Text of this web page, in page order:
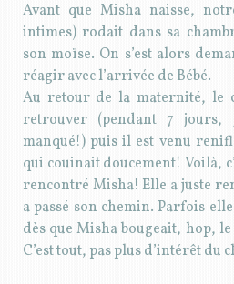
Avant que Misha naisse,
intimes) rodait dans sa
son moïse. On s’est alors
réagir avec l’arrivée de Bébé.
Au retour de la maternité, le
retrouver (pendant 7 jours,
manqué!) puis il est venu
qui couinait doucement! Voilà,
rencontré Misha! Elle a juste
a passé son chemin. Parfois
dès que Misha bougeait, hop,
C’est tout, pas plus d’intérêt du